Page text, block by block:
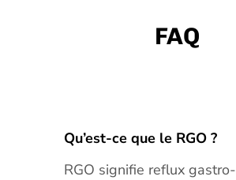
FAQ
Qu’est-ce que le RGO ?
RGO signifie reflux gastro-